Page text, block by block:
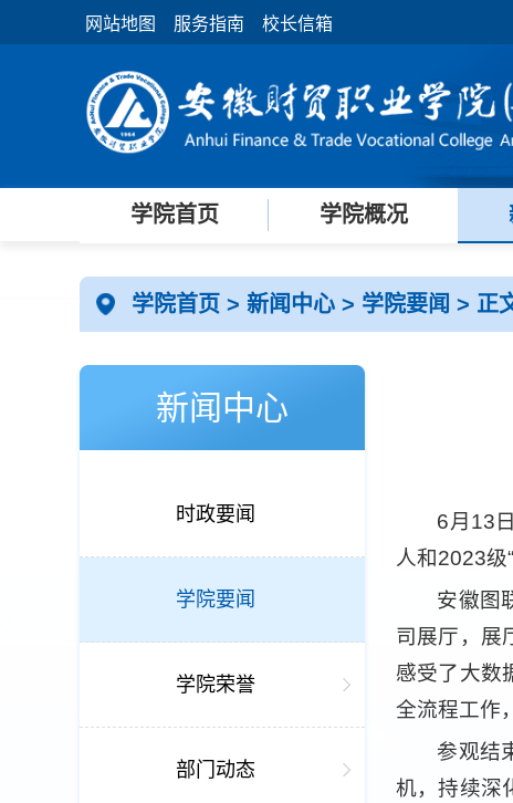
网站地图 服务指南 校长信箱
学院首页 学院概况
学院首页 > 新闻中心 > 学院要闻 > 正
新闻中心
时政要闻
学院要闻
学院荣誉
部门动态
6月13
人和2023级
安徽图
司展厅，展
感受了大数
全流程工作
参观结
机，持续深